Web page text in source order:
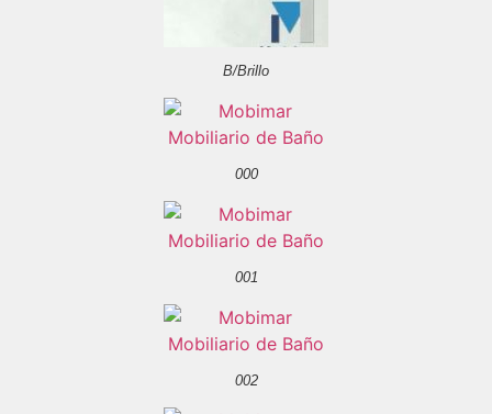
B/Brillo
000
001
002